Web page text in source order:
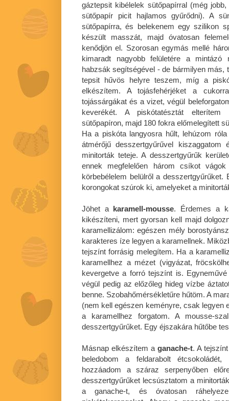
gáztepsit kibélelek sütőpapírral (még
sütőpapír picit hajlamos gyűrődni). A
sütőpapírra, és belekenem egy szilikon
készült masszát, majd óvatosan
kenődjön el. Szorosan egymás mellé
kimaradt nagyobb felületére a
habzsák segítségével - de bármilyen más,
tepsit hűvös helyre teszem, míg a
elkészítem. A tojásfehérjéket a
tojássárgákat és a vizet, végül
keverékét. A piskótatésztát
sütőpapíron, majd 180 fokra előmelegített
Ha a piskóta langyosra hűlt, lehúzom
átmérőjű desszertgyűrűvel
minitorták teteje. A desszertgyűrűk
ennek megfelelően három csíkot
körbebélelem belülről a
korongokat szúrok ki, amelyeket a
Jöhet a karamell-mousse. Érdemes a
kikészíteni, mert gyorsan kell majd
karamellizálom: egészen mély
karakteres íze legyen a karamellnek.
tejszínt forrásig melegítem. Ha a
karamellhez a mézet (vigyázat,
kevergetve a forró tejszínt is.
végül pedig az előzőleg hideg vízbe
benne. Szobahőmérsékletűre hűtöm. A
(nem kell egészen keményre, csak legyen
a karamellhez forgatom. A mousse-
desszertgyűrűket. Egy éjszakára hűtőbe
Másnap elkészítem a ganache-t. A
beledobom a feldarabolt
hozzáadom a száraz serpenyőben
desszertgyűrűket lecsúsztatom a
a ganache-t, és óvatosan